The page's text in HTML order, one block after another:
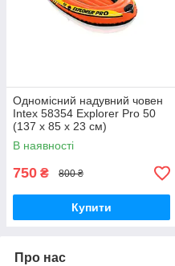
Одномісний надувний човен
Intex 58354 Explorer Pro 50
(137 х 85 х 23 см)
В наявності
750 ₴ 800 ₴
Купити
Про нас